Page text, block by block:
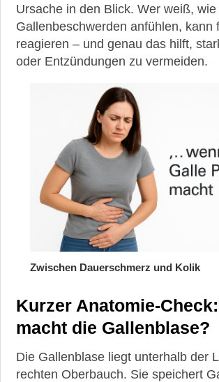
Ursache in den Blick. Wer weiß,
Gallenbeschwerden anfühlen, kann
reagieren – und genau das hilft,
oder Entzündungen zu vermeiden.
Zwischen Dauerschmerz und Kolik
Kurzer Anatomie-
macht die Gallenblase?
Die Gallenblase liegt unterhalb der
rechten Oberbauch. Sie speichert
►
Diagnostik
Krankheiten
Medikamente
Gesundheit
►
Suche